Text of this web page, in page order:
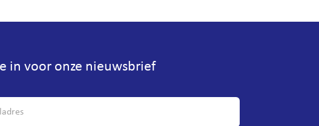
in voor onze nieuwsbrief